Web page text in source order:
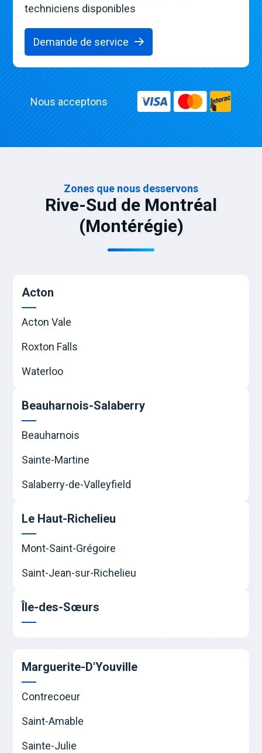
techniciens disponibles
Demande de service
Nous acceptons
Zones que nous desservons
Rive-Sud de Montréal
(Montérégie)
Acton
Acton Vale
Roxton Falls
Waterloo
Beauharnois-Salaberry
Beauharnois
Sainte-Martine
Salaberry-de-Valleyfield
Le Haut-Richelieu
Mont-Saint-Grégoire
Saint-Jean-sur-Richelieu
Île-des-Sœurs
Marguerite-D'Youville
Contrecoeur
Saint-Amable
Sainte-Julie